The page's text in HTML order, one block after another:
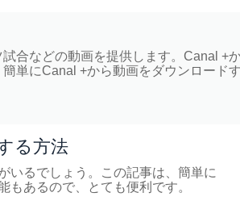
合などの動画を提供します。Canal +
単にCanal +から動画をダウンロード
る方法
いるでしょう。この記事は、簡単に
あるので、とても便利です。